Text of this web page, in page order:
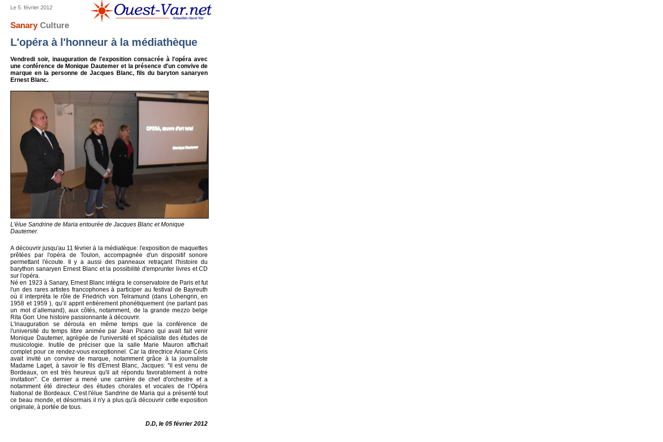
Le 5. février 2012
SanaryCulture
L'opéra à l'honneur à la médiathèque
Vendredi soir, inauguration de l'exposition consacrée à l'opéra avec
une conférence de Monique Dautemer et la présence d'un convive de
marque en la personne de Jacques Blanc, fils du baryton sanaryen
Ernest Blanc.
L'élue Sandrine de Maria entourée de Jacques Blanc et Monique
Dautemer.
A découvrir jusqu'au 11 février à la médiatèque: l'exposition de maquettes
prêtées par l'opéra de Toulon, accompagnée d'un dispositif sonore
permettant l'écoute. Il y a aussi des panneaux retraçant l'histoire du
barython sanaryen Ernest Blanc et la possibilité d'emprunter livres et CD
sur l'opéra.
Né en 1923 à Sanary, Ernest Blanc intégra le conservatoire de Paris et fut
l'un des rares artistes francophones à participer au festival de Bayreuth
où il interpréta le rôle de Friedrich von Telramund (dans Lohengrin, en
1958 et 1959 ), qu’il apprit entièrement phonétiquement (ne parlant pas
un mot d’allemand), aux côtés, notamment, de la grande mezzo belge
Rita Gorr. Une histoire passionnante à découvrir.
L'inauguration se déroula en même temps que la conférence de
l'université du temps libre animée par Jean Picano qui avait fait venir
Monique Dautemer, agrégée de l'université et spécialiste des études de
musicologie. Inutile de préciser que la salle Marie Mauron affichait
complet pour ce rendez-vous exceptionnel. Car la directrice Ariane Céris
avait invité un convive de marque, notamment grâce à la journaliste
Madame Laget, à savoir le fils d'Ernest Blanc, Jacques: "il est venu de
Bordeaux, on est très heureux qu'il ait répondu favorablement à notre
invitation". Ce dernier a mené une carrière de chef d'orchestre et a
notamment été directeur des études chorales et vocales de l’Opéra
National de Bordeaux. C'est l'élue Sandrine de Maria qui a présenté tout
ce beau monde, et désormais il n'y a plus qu'à découvrir cette exposition
originale, à portée de tous.
D.D, le 05 février 2012